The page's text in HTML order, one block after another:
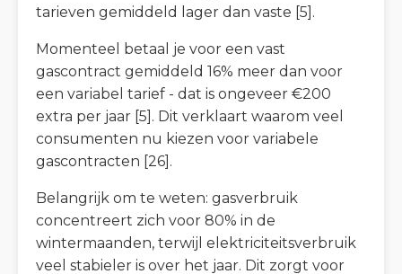
tarieven gemiddeld lager dan vaste [5].
Momenteel betaal je voor een vast
gascontract gemiddeld 16% meer dan voor
een variabel tarief - dat is ongeveer €200
extra per jaar [5]. Dit verklaart waarom veel
consumenten nu kiezen voor variabele
gascontracten [26].
Belangrijk om te weten: gasverbruik
concentreert zich voor 80% in de
wintermaanden, terwijl elektriciteitsverbruik
veel stabieler is over het jaar. Dit zorgt voor